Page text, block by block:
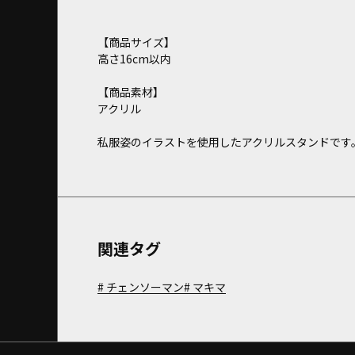
【商品サイズ】
高さ16cm以内
【商品素材】
アクリル
私服姿のイラストを使用したアクリルスタンドです
関連タグ
チェンソーマン マキマ